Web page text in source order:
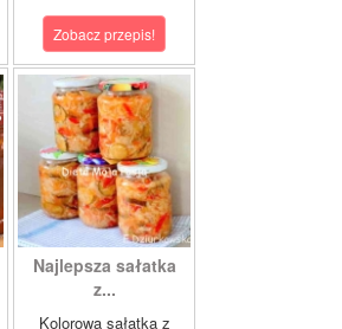
Zobacz przepis!
Najlepsza sałatka
z...
Kolorowa sałatka z